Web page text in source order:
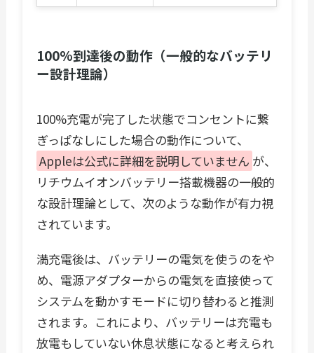
100%到達後の動作（一般的なバッテリ
ー設計理論）
100%充電が完了した状態でコンセントに繋
ぎっぱなしにした場合の動作について、
Appleは公式に詳細を説明していません が、
リチウムイオンバッテリー搭載機器の一般的
な設計理論として、次のような動作が有力視
されています。
満充電後は、バッテリーの電気を使うのをや
め、電源アダプターからの電気を直接使って
システムを動かすモードに切り替わると推測
されます。これにより、バッテリーは充電も
放電もしていない休息状態になると考えられ